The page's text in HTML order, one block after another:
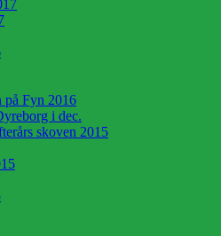
på Fyn 2016
i dec.
skoven 2015